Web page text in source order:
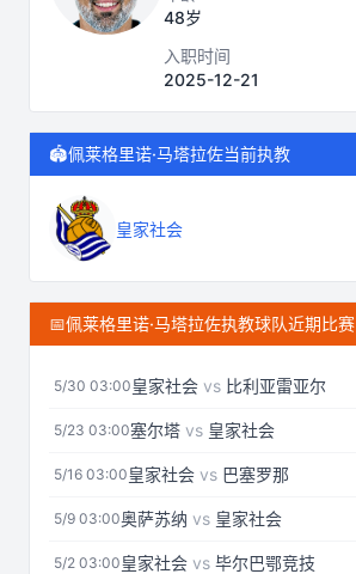
48岁
入职时间
2025-12-21
🏟️佩莱格里诺·马塔拉佐当前执教
皇家社会
📅佩莱格里诺·马塔拉佐执教球队近期比赛
5/30 03:00皇家社会 vs 比利亚雷亚尔
5/23 03:00塞尔塔 vs 皇家社会
5/16 03:00皇家社会 vs 巴塞罗那
5/9 03:00奥萨苏纳 vs 皇家社会
5/2 03:00皇家社会 vs 毕尔巴鄂竞技